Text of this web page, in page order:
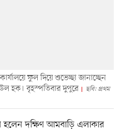
ফুল দিয়ে শুভেচ্ছা জানাচ্ছেন
হক। বৃহস্পতিবার দুপুরে
ছবি: প্রথম
হলেন দক্ষিণ আমবাড়ি এলাকার